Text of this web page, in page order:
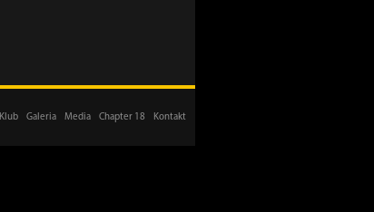
Klub Galeria Media Chapter 18 Kontakt